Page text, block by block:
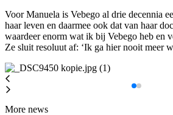
Voor Manuela is Vebego al drie decennia
haar leven en daarmee ook dat van haar
waardeer enorm wat ik bij Vebego heb en
Ze sluit resoluut af: ‘Ik ga hier nooit meer
More news